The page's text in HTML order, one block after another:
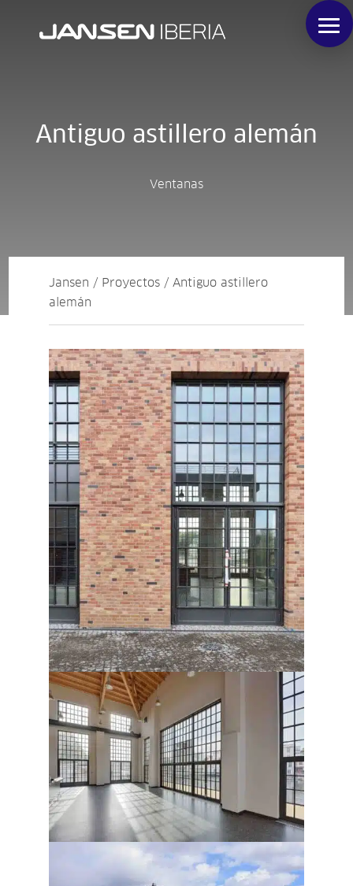
Antiguo astillero alemán
Ventanas
Jansen / Proyectos / Antiguo astillero
alemán